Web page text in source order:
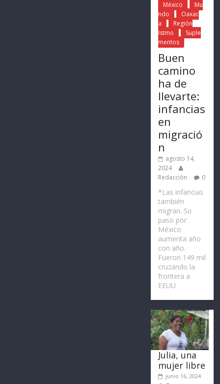
México
Mu
ndo
Oaxac
a
Región
Istmo
Suple
mentos
Buen
camino
ha de
llevarte:
infancias
en
migració
n
agosto 14,
2024
Redacción
0
*Las infancias
también
migran. Su
paso por
México
aumenta año
con año.
Fueron 149 mil
cruzando la
frontera a
EEUU
Julia, una
mujer libre
junio 16, 2024